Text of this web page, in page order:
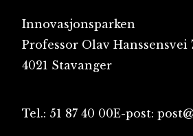
Innovasjonsparken
Professor Olav Hanssensvei
4021 Stavanger
Tel.: 51 87 40 00E-post: